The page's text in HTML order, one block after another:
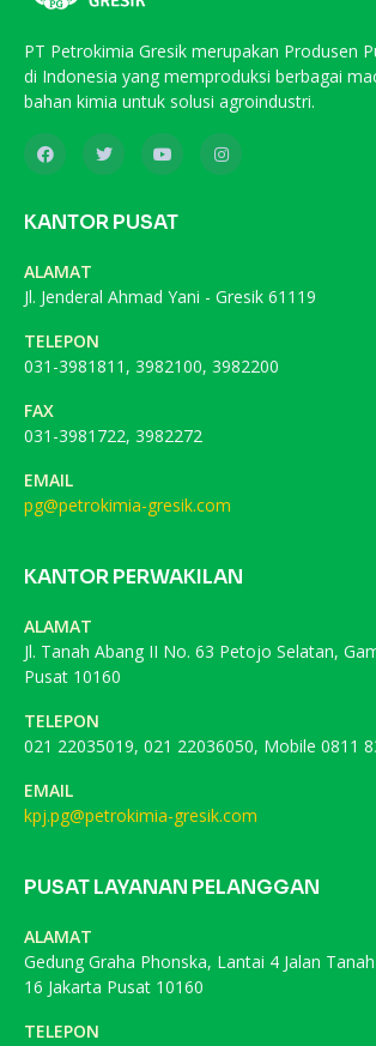
PT Petrokimia Gresik merupakan Produsen
di Indonesia yang memproduksi berbagai
bahan kimia untuk solusi agroindustri.
KANTOR PUSAT
ALAMAT
Jl. Jenderal Ahmad Yani - Gresik 61119
TELEPON
031-3981811, 3982100, 3982200
FAX
031-3981722, 3982272
EMAIL
pg@petrokimia-gresik.com
KANTOR PERWAKILAN
ALAMAT
Jl. Tanah Abang II No. 63 Petojo Selatan,
Pusat 10160
TELEPON
021 22035019, 021 22036050, Mobile 0811
EMAIL
kpj.pg@petrokimia-gresik.com
PUSAT LAYANAN PELANGGAN
ALAMAT
Gedung Graha Phonska, Lantai 4 Jalan
16 Jakarta Pusat 10160
TELEPON